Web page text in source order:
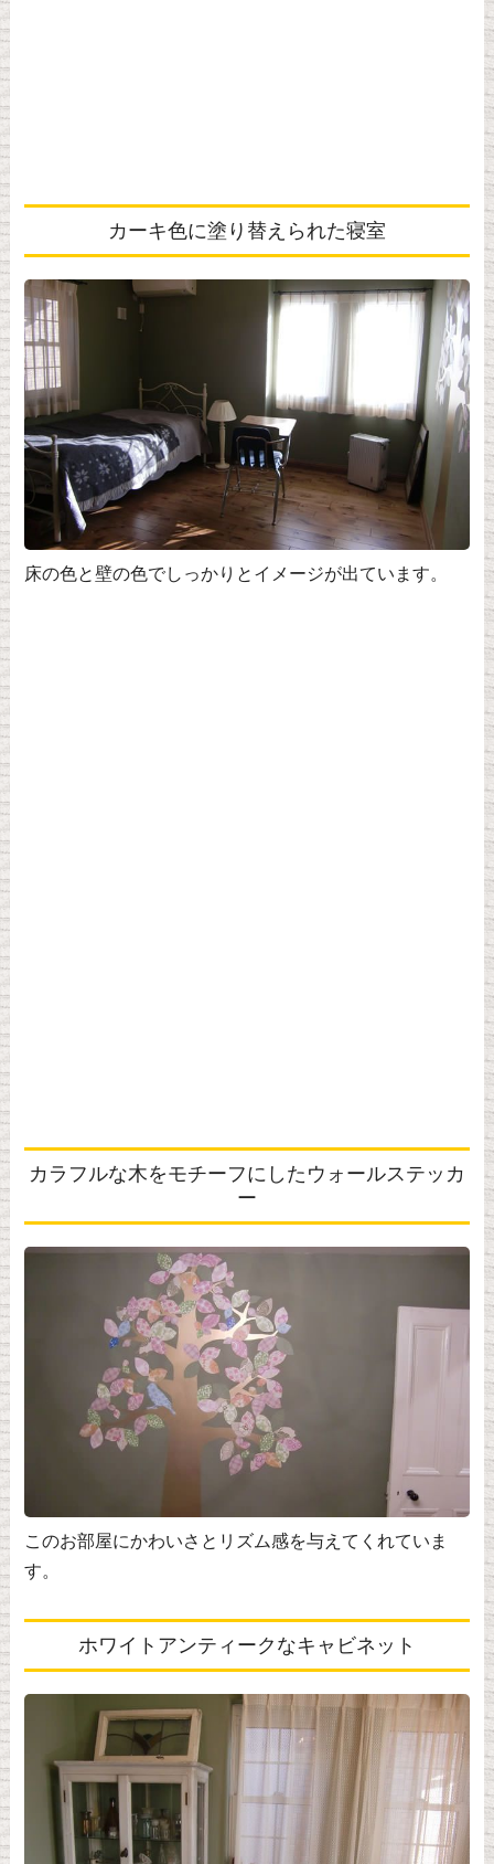
カーキ色に塗り替えられた寝室
床の色と壁の色でしっかりとイメージが出ています。
カラフルな木をモチーフにしたウォールステッカ
ー
このお部屋にかわいさとリズム感を与えてくれていま
す。
ホワイトアンティークなキャビネット